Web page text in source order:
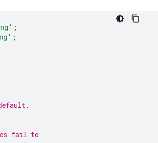
;
;
fail to